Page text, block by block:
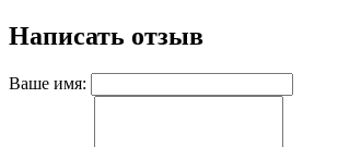
Написать отзыв
Ваше имя: